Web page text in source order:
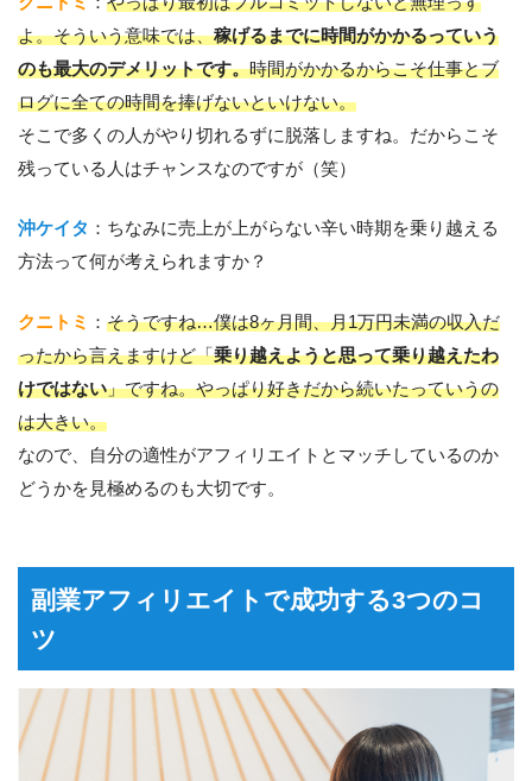
よ。そういう意味では、稼げるまでに時間がかかるっていう
のも最大のデメリットです。時間がかかるからこそ仕事とブ
ログに全ての時間を捧げないといけない。
そこで多くの人がやり切れるずに脱落しますね。だからこそ
残っている人はチャンスなのですが（笑）
沖ケイタ ：ちなみに売上が上がらない辛い時期を乗り越える
方法って何が考えられますか？
クニトミ ： そうですね…僕は8ヶ月間、月1万円未満の収入だ
ったから言えますけど「乗り越えようと思って乗り越えたわ
けではない」ですね。やっぱり好きだから続いたっていうの
は大きい。
なので、自分の適性がアフィリエイトとマッチしているのか
どうかを見極めるのも大切です。
副業アフィリエイトで成功する3つのコ
ツ